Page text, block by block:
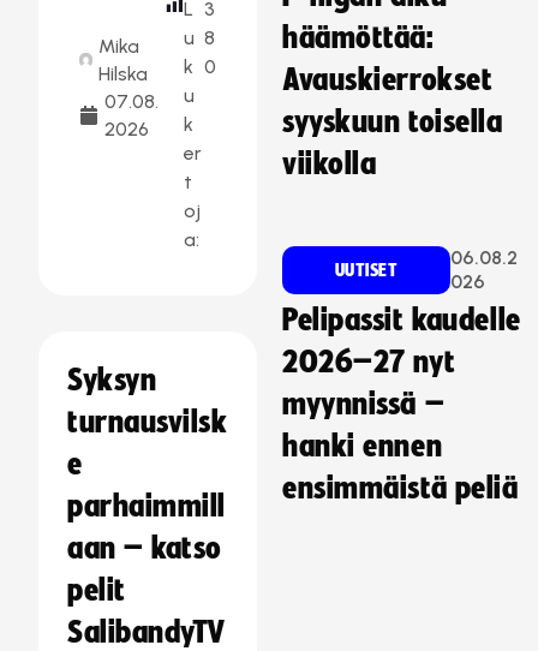
Mika
Hilska
07.08.
2026
L
u
k
u
k
er
t
oj
a:
3
8
0
Syksyn
turnausvilsk
e
parhaimmill
aan – katso
pelit
SalibandyTV
häämöttää:
Avauskierrokset
syyskuun toisella
viikolla
UUTISET
06.08.2
026
Pelipassit kaudelle
2026–27 nyt
myynnissä –
hanki ennen
ensimmäistä peliä